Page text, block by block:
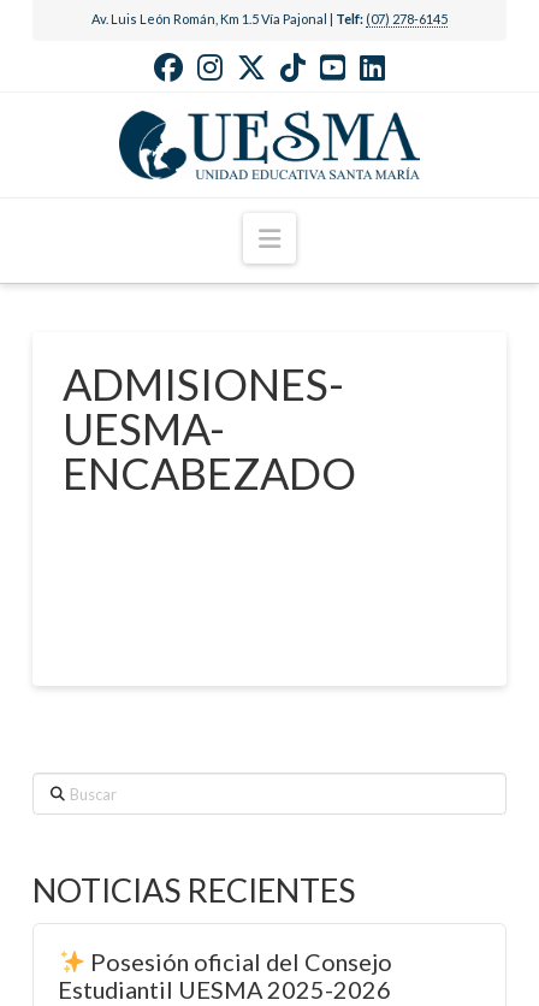
Av. Luis León Román, Km 1.5 Vía Pajonal | Telf: (07) 278-6145
Navigation
ADMISIONES-
UESMA-
ENCABEZADO
Buscar
NOTICIAS RECIENTES
Posesión oficial del Consejo
Estudiantil UESMA 2025-2026